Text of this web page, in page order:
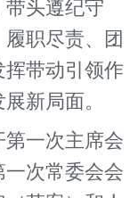
带头遵纪守
职尽责、团
挥带动引领作
新局面。
一次主席会
次常委会会